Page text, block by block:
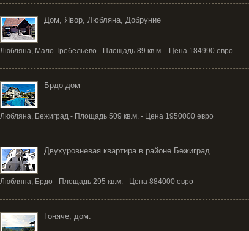
Дом, Явор, Любляна, Добруние
Любляна, Мало Требельево - Площадь 89 кв.м. - Цена 184990 евро
Брдо дом
Любляна, Бежиград - Площадь 509 кв.м. - Цена 1950000 евро
Двухуровневая квартира в районе Бежиград
Любляна, Брдо - Площадь 295 кв.м. - Цена 884000 евро
Гоняче, дом.